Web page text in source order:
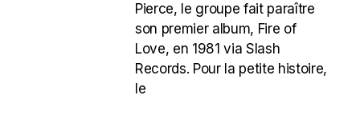
Pierce, le groupe fait paraître
son premier album, Fire of
Love, en 1981 via Slash
Records. Pour la petite histoire,
le